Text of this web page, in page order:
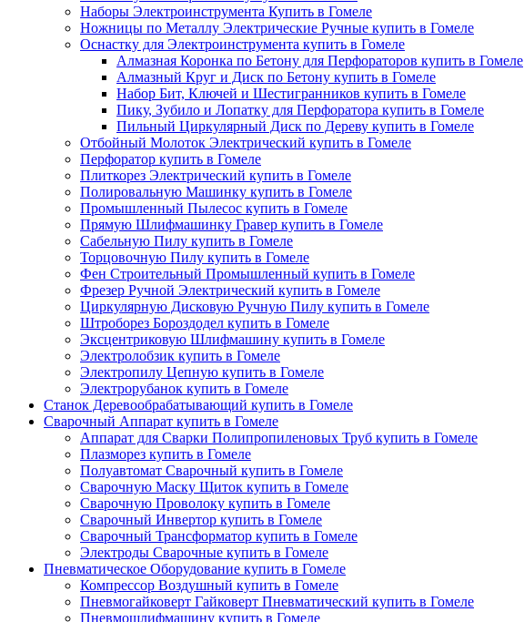
Наборы Электроинструмента Купить в Гомеле
Ножницы по Металлу Электрические Ручные купить в Гомеле
Оснастку для Электроинструмента купить в Гомеле
Алмазная Коронка по Бетону для Перфораторов купить в Гомеле
Алмазный Круг и Диск по Бетону купить в Гомеле
Набор Бит, Ключей и Шестигранников купить в Гомеле
Пику, Зубило и Лопатку для Перфоратора купить в Гомеле
Пильный Циркулярный Диск по Дереву купить в Гомеле
Отбойный Молоток Электрический купить в Гомеле
Перфоратор купить в Гомеле
Плиткорез Электрический купить в Гомеле
Полировальную Машинку купить в Гомеле
Промышленный Пылесос купить в Гомеле
Прямую Шлифмашинку Гравер купить в Гомеле
Сабельную Пилу купить в Гомеле
Торцовочную Пилу купить в Гомеле
Фен Строительный Промышленный купить в Гомеле
Фрезер Ручной Электрический купить в Гомеле
Циркулярную Дисковую Ручную Пилу купить в Гомеле
Штроборез Бороздодел купить в Гомеле
Эксцентриковую Шлифмашину купить в Гомеле
Электролобзик купить в Гомеле
Электропилу Цепную купить в Гомеле
Электрорубанок купить в Гомеле
Станок Деревообрабатывающий купить в Гомеле
Сварочный Аппарат купить в Гомеле
Аппарат для Сварки Полипропиленовых Труб купить в Гомеле
Плазморез купить в Гомеле
Полуавтомат Сварочный купить в Гомеле
Сварочную Маску Щиток купить в Гомеле
Сварочную Проволоку купить в Гомеле
Сварочный Инвертор купить в Гомеле
Сварочный Трансформатор купить в Гомеле
Электроды Сварочные купить в Гомеле
Пневматическое Оборудование купить в Гомеле
Компрессор Воздушный купить в Гомеле
Пневмогайковерт Гайковерт Пневматический купить в Гомеле
Пневмошлифмашину купить в Гомеле